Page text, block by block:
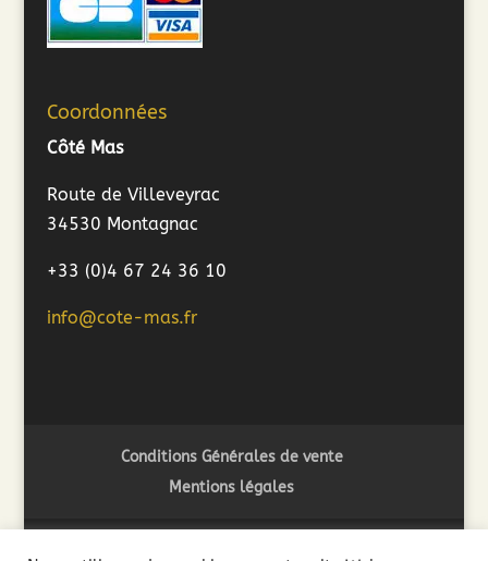
Coordonnées
Côté Mas
Route de Villeveyrac
34530 Montagnac
+33 (0)4 67 24 36 10
info@cote-mas.fr
Conditions Générales de vente
Mentions légales